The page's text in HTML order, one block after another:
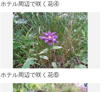
ホテル周辺で咲く花④
ホテル周辺で咲く花⑥